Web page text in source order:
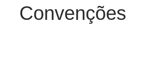
Convenções